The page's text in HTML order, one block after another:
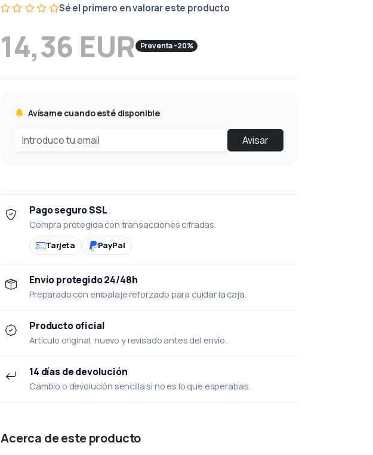
Sé el primero en valorar este producto
14,36 EUR Preventa -20%
Avísame cuando esté disponible
Avisar
Pago seguro SSL
Compra protegida con transacciones cifradas.
Tarjeta PayPal
Envío protegido 24/48h
Preparado con embalaje reforzado para cuidar la caja.
Producto oficial
Artículo original, nuevo y revisado antes del envío.
14 días de devolución
Cambio o devolución sencilla si no es lo que esperabas.
Acerca de este producto